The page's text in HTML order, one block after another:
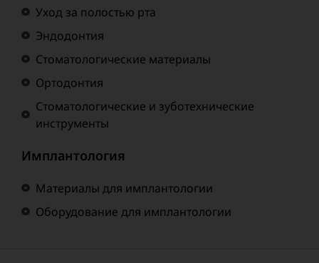
Уход за полостью рта
Эндодонтия
Стоматологические материалы
Ортодонтия
Стоматологические и зуботехнические
инструменты
Имплантология
Материалы для имплантологии
Оборудование для имплантологии